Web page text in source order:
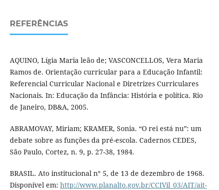
REFERÊNCIAS
AQUINO, Lígia Maria leão de; VASCONCELLOS, Vera Maria
Ramos de. Orientação curricular para a Educação Infantil:
Referencial Curricular Nacional e Diretrizes Curriculares
Nacionais. In: Educação da Infância: História e política. Rio
de Janeiro, DB&A, 2005.
ABRAMOVAY, Miriam; KRAMER, Sonia. “O rei está nu”: um
debate sobre as funções da pré-escola. Cadernos CEDES,
São Paulo, Cortez, n. 9, p. 27-38, 1984.
BRASIL. Ato institucional n° 5, de 13 de dezembro de 1968.
Disponível em: http://www.planalto.gov.br/CCIVil_03/AIT/ait-